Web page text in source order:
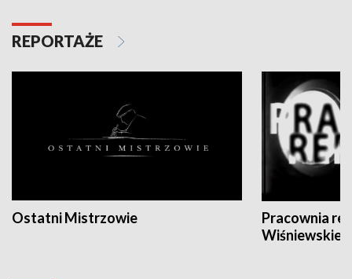
REPORTAŻE
Ostatni Mistrzowie
Pracownia